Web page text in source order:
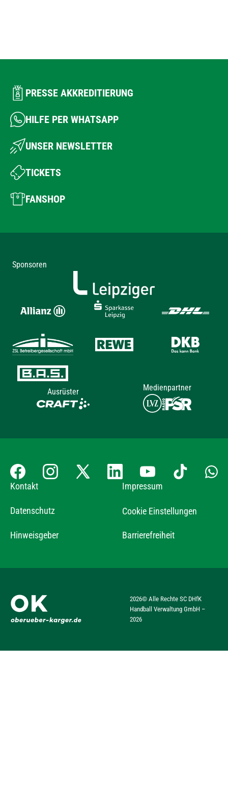
PRESSE AKKREDITIERUNG
HILFE PER WHATSAPP
UNSER NEWSLETTER
TICKETS
FANSHOP
Sponsoren
Ausrüster Medienpartner
Kontakt Impressum
Datenschutz Cookie Einstellungen
Hinweisgeber Barrierefreiheit
2026© Alle Rechte SC DHfK
Handball Verwaltung GmbH –
2026